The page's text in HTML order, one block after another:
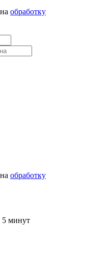
обработку
обработку
5 минут